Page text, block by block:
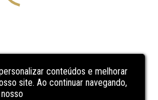
conteúdos e melhorar
site. Ao continuar navegando,